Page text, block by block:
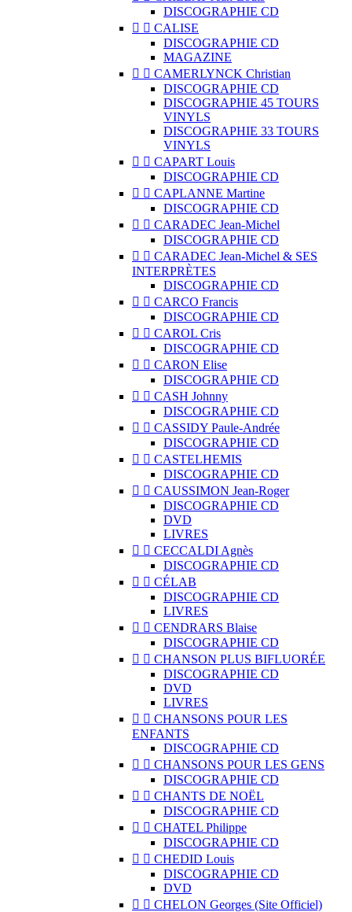
DISCOGRAPHIE CD
  CALISE
DISCOGRAPHIE CD
MAGAZINE
  CAMERLYNCK Christian
DISCOGRAPHIE CD
DISCOGRAPHIE 45 TOURS
VINYLS
DISCOGRAPHIE 33 TOURS
VINYLS
  CAPART Louis
DISCOGRAPHIE CD
  CAPLANNE Martine
DISCOGRAPHIE CD
  CARADEC Jean-Michel
DISCOGRAPHIE CD
  CARADEC Jean-Michel & SES
INTERPRÈTES
DISCOGRAPHIE CD
  CARCO Francis
DISCOGRAPHIE CD
  CAROL Cris
DISCOGRAPHIE CD
  CARON Elise
DISCOGRAPHIE CD
  CASH Johnny
DISCOGRAPHIE CD
  CASSIDY Paule-Andrée
DISCOGRAPHIE CD
  CASTELHEMIS
DISCOGRAPHIE CD
  CAUSSIMON Jean-Roger
DISCOGRAPHIE CD
DVD
LIVRES
  CECCALDI Agnès
DISCOGRAPHIE CD
  CÉLAB
DISCOGRAPHIE CD
LIVRES
  CENDRARS Blaise
DISCOGRAPHIE CD
  CHANSON PLUS BIFLUORÉE
DISCOGRAPHIE CD
DVD
LIVRES
  CHANSONS POUR LES
ENFANTS
DISCOGRAPHIE CD
  CHANSONS POUR LES GENS
DISCOGRAPHIE CD
  CHANTS DE NOËL
DISCOGRAPHIE CD
  CHATEL Philippe
DISCOGRAPHIE CD
  CHEDID Louis
DISCOGRAPHIE CD
DVD
  CHELON Georges (Site Officiel)